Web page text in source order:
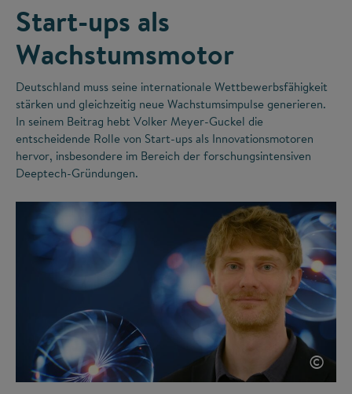
Start-ups als
Wachstumsmotor
Deutschland muss seine internationale Wettbewerbsfähigkeit
stärken und gleichzeitig neue Wachstumsimpulse generieren.
In seinem Beitrag hebt Volker Meyer-Guckel die
entscheidende Rolle von Start-ups als Innovationsmotoren
hervor, insbesondere im Bereich der forschungsintensiven
Deeptech-Gründungen.
©